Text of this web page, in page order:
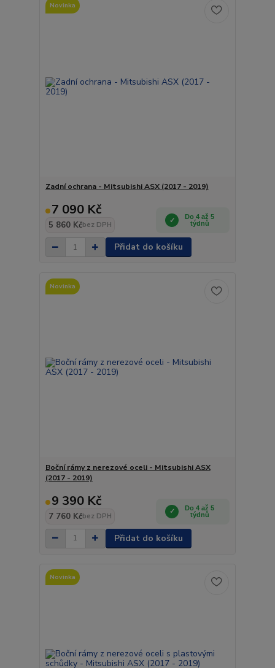
Novinka
Zadní ochrana - Mitsubishi ASX (2017 - 2019)
7 090 Kč
5 860 Kčbez DPH
Do 4 až 5
týdnů
Přidat do košíku
Novinka
Boční rámy z nerezové oceli - Mitsubishi ASX
(2017 - 2019)
9 390 Kč
7 760 Kčbez DPH
Do 4 až 5
týdnů
Přidat do košíku
Novinka